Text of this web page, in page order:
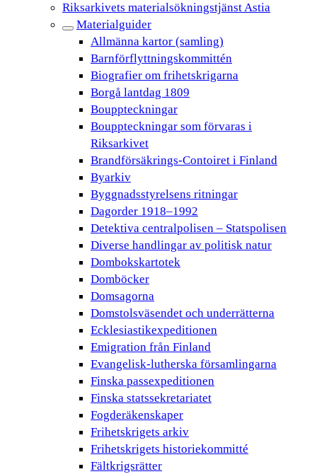
Riksarkivets materialsökningstjänst Astia
Materialguider
Allmänna kartor (samling)
Barnförflyttningskommittén
Biografier om frihetskrigarna
Borgå lantdag 1809
Bouppteckningar
Bouppteckningar som förvaras i
Riksarkivet
Brandförsäkrings-Contoiret i Finland
Byarkiv
Byggnadsstyrelsens ritningar
Dagorder 1918–1992
Detektiva centralpolisen – Statspolisen
Diverse handlingar av politisk natur
Dombokskartotek
Domböcker
Domsagorna
Domstolsväsendet och underrätterna
Ecklesiastikexpeditionen
Emigration från Finland
Evangelisk-lutherska församlingarna
Finska passexpeditionen
Finska statssekretariatet
Fogderäkenskaper
Frihetskrigets arkiv
Frihetskrigets historiekommitté
Fältkrigsrätter